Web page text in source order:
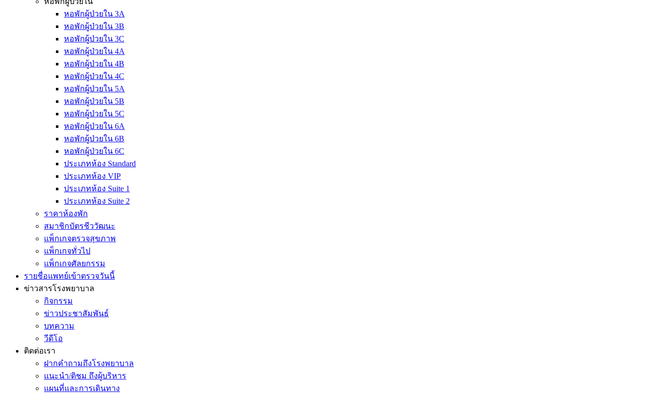
หอพักผู้ป่วยใน 3A
หอพักผู้ป่วยใน 3B
หอพักผู้ป่วยใน 3C
หอพักผู้ป่วยใน 4A
หอพักผู้ป่วยใน 4B
หอพักผู้ป่วยใน 4C
หอพักผู้ป่วยใน 5A
หอพักผู้ป่วยใน 5B
หอพักผู้ป่วยใน 5C
หอพักผู้ป่วยใน 6A
หอพักผู้ป่วยใน 6B
หอพักผู้ป่วยใน 6C
ประเภทห้อง Standard
ประเภทห้อง VIP
ประเภทห้อง Suite 1
ประเภทห้อง Suite 2
ราคาห้องพัก
สมาชิกบัตรชีววัฒนะ
แพ็กเกจตรวจสุขภาพ
แพ็กเกจทั่วไป
แพ็กเกจศัลยกรรม
รายชื่อแพทย์เข้าตรวจวันนี้
ข่าวสารโรงพยาบาล
กิจกรรม
ข่าวประชาสัมพันธ์
บทความ
วีดีโอ
ติดต่อเรา
ฝากคำถามถึงโรงพยาบาล
แนะนำ/ติชม ถึงผู้บริหาร
แผนที่และการเดินทาง